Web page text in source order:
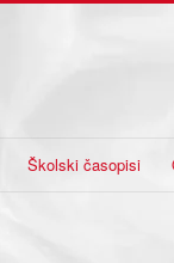
Školski časopisi